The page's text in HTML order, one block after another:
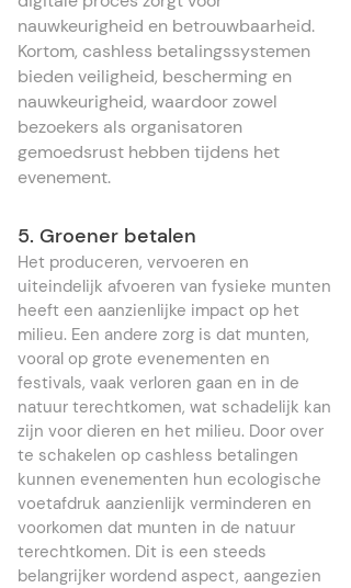
nauwkeurigheid en betrouwbaarheid.
Kortom, cashless betalingssystemen
bieden veiligheid, bescherming en
nauwkeurigheid, waardoor zowel
bezoekers als organisatoren
gemoedsrust hebben tijdens het
evenement.
5. Groener betalen
Het produceren, vervoeren en
uiteindelijk afvoeren van fysieke munten
heeft een aanzienlijke impact op het
milieu. Een andere zorg is dat munten,
vooral op grote evenementen en
festivals, vaak verloren gaan en in de
natuur terechtkomen, wat schadelijk kan
zijn voor dieren en het milieu. Door over
te schakelen op cashless betalingen
kunnen evenementen hun ecologische
voetafdruk aanzienlijk verminderen en
voorkomen dat munten in de natuur
terechtkomen. Dit is een steeds
belangrijker wordend aspect, aangezien